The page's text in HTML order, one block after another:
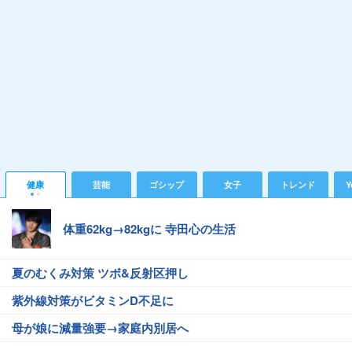
健康 芸能 ゴシップ 女子 トレンド
体重62kg→82kgに 寺田心の生活
夏のむくみ対策 ツボ&反射区押し
紫外線対策がビタミンD不足に
母が娘に減量強要→家庭内別居へ